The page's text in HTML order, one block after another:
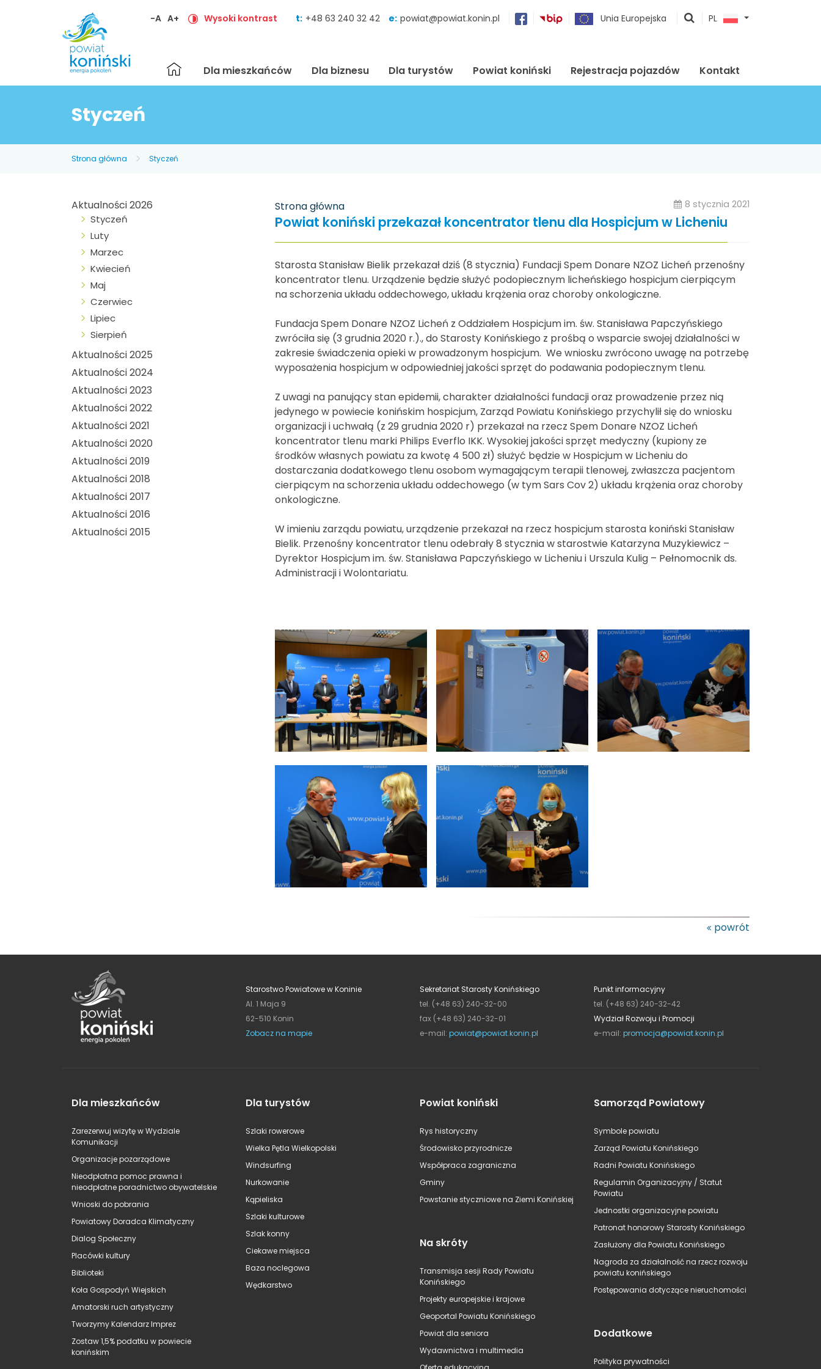
-A A+ Wysoki kontrast t: +48 63 240 32 42 e: powiat@powiat.konin.pl Unia Europejska
pokaż
PL
Strona
główna
Dla mieszkańców Dla biznesu Dla turystów Powiat koniński Rejestracja pojazdów Kontakt
Styczeń
Strona główna Styczeń
Aktualności 2026
Styczeń
Luty
Marzec
Kwiecień
Maj
Czerwiec
Lipiec
Sierpień
Aktualności 2025
Aktualności 2024
Aktualności 2023
Aktualności 2022
Aktualności 2021
Aktualności 2020
Aktualności 2019
Aktualności 2018
Aktualności 2017
Aktualności 2016
Aktualności 2015
Strona główna 8 stycznia 2021
Powiat koniński przekazał koncentrator tlenu dla Hospicjum w Licheniu
Starosta Stanisław Bielik przekazał dziś (8 stycznia) Fundacji Spem Donare NZOZ Licheń przenośny
koncentrator tlenu. Urządzenie będzie służyć podopiecznym licheńskiego hospicjum cierpiącym
na schorzenia układu oddechowego, układu krążenia oraz choroby onkologiczne.
Fundacja Spem Donare NZOZ Licheń z Oddziałem Hospicjum im. św. Stanisława Papczyńskiego
zwróciła się (3 grudnia 2020 r.)., do Starosty Konińskiego z prośbą o wsparcie swojej działalności w
zakresie świadczenia opieki w prowadzonym hospicjum. We wniosku zwrócono uwagę na potrzebę
wyposażenia hospicjum w odpowiedniej jakości sprzęt do podawania podopiecznym tlenu.
Z uwagi na panujący stan epidemii, charakter działalności fundacji oraz prowadzenie przez nią
jedynego w powiecie konińskim hospicjum, Zarząd Powiatu Konińskiego przychylił się do wniosku
organizacji i uchwałą (z 29 grudnia 2020 r) przekazał na rzecz Spem Donare NZOZ Licheń
koncentrator tlenu marki Philips Everflo IKK. Wysokiej jakości sprzęt medyczny (kupiony ze
środków własnych powiatu za kwotę 4 500 zł) służyć będzie w Hospicjum w Licheniu do
dostarczania dodatkowego tlenu osobom wymagającym terapii tlenowej, zwłaszcza pacjentom
cierpiącym na schorzenia układu oddechowego (w tym Sars Cov 2) układu krążenia oraz choroby
onkologiczne.
W imieniu zarządu powiatu, urządzenie przekazał na rzecz hospicjum starosta koniński Stanisław
Bielik. Przenośny koncentrator tlenu odebrały 8 stycznia w starostwie Katarzyna Muzykiewicz –
Dyrektor Hospicjum im. św. Stanisława Papczyńskiego w Licheniu i Urszula Kulig – Pełnomocnik ds.
Administracji i Wolontariatu.
powrót
Starostwo Powiatowe w Koninie
Al. 1 Maja 9
62-510 Konin
Zobacz na mapie
Sekretariat Starosty Konińskiego
tel. (+48 63) 240-32-00
fax (+48 63) 240-32-01
e-mail: powiat@powiat.konin.pl
Punkt informacyjny
tel. (+48 63) 240-32-42
Wydział Rozwoju i Promocji
e-mail: promocja@powiat.konin.pl
Dla mieszkańców
Zarezerwuj wizytę w Wydziale
Komunikacji
Organizacje pozarządowe
Nieodpłatna pomoc prawna i
nieodpłatne poradnictwo obywatelskie
Wnioski do pobrania
Powiatowy Doradca Klimatyczny
Dialog Społeczny
Placówki kultury
Biblioteki
Koła Gospodyń Wiejskich
Amatorski ruch artystyczny
Tworzymy Kalendarz Imprez
Zostaw 1,5% podatku w powiecie
konińskim
Dla turystów
Szlaki rowerowe
Wielka Pętla Wielkopolski
Windsurfing
Nurkowanie
Kąpieliska
Szlaki kulturowe
Szlak konny
Ciekawe miejsca
Baza noclegowa
Wędkarstwo
Powiat koniński
Rys historyczny
Środowisko przyrodnicze
Współpraca zagraniczna
Gminy
Powstanie styczniowe na Ziemi Konińskiej
Na skróty
Transmisja sesji Rady Powiatu
Konińskiego
Projekty europejskie i krajowe
Geoportal Powiatu Konińskiego
Powiat dla seniora
Wydawnictwa i multimedia
Samorząd Powiatowy
Symbole powiatu
Zarząd Powiatu Konińskiego
Radni Powiatu Konińskiego
Regulamin Organizacyjny / Statut
Powiatu
Jednostki organizacyjne powiatu
Patronat honorowy Starosty Konińskiego
Zasłużony dla Powiatu Konińskiego
Nagroda za działalność na rzecz rozwoju
powiatu konińskiego
Postępowania dotyczące nieruchomości
Dodatkowe
Polityka prywatności